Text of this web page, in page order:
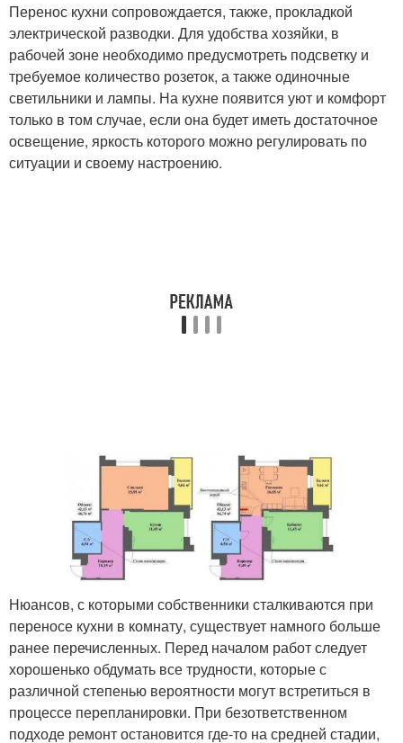
Перенос кухни сопровождается, также, прокладкой
электрической разводки. Для удобства хозяйки, в
рабочей зоне необходимо предусмотреть подсветку и
требуемое количество розеток, а также одиночные
светильники и лампы. На кухне появится уют и комфорт
только в том случае, если она будет иметь достаточное
освещение, яркость которого можно регулировать по
ситуации и своему настроению.
Нюансов, с которыми собственники сталкиваются при
переносе кухни в комнату, существует намного больше
ранее перечисленных. Перед началом работ следует
хорошенько обдумать все трудности, которые с
различной степенью вероятности могут встретиться в
процессе перепланировки. При безответственном
подходе ремонт остановится где-то на средней стадии,